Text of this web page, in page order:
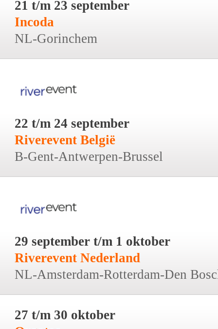
21 t/m 23 september
Incoda
NL-Gorinchem
22 t/m 24 september
Riverevent België
B-Gent-Antwerpen-Brussel
29 september t/m 1 oktober
Riverevent Nederland
NL-Amsterdam-Rotterdam-Den
27 t/m 30 oktober